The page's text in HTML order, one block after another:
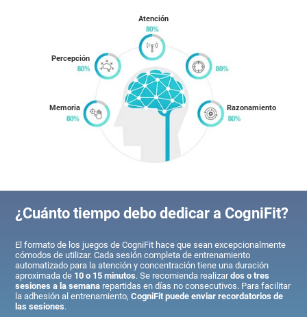
Memoria
Percepción
Atención
Razonamiento
¿Cuánto tiempo debo dedicar a CogniFit?
El formato de los juegos de CogniFit hace que sean excepcionalmente
cómodos de utilizar. Cada sesión completa de entrenamiento
automatizado para la atención y concentración tiene una duración
aproximada de 10 o 15 minutos. Se recomienda realizardos o tres
sesiones a la semana repartidas en días no consecutivos. Para facilitar
la adhesión al entrenamiento,CogniFit puede enviar recordatorios de
las sesiones.